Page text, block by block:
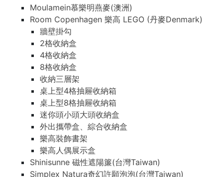
Moulamein慕樂明燕麥(澳洲)
Room Copenhagen 樂高 LEGO (丹麥Denmark)
牆壁掛勾
2格收納盒
4格收納盒
8格收納盒
收納三層架
桌上型4格抽屜收納箱
桌上型8格抽屜收納箱
迷你頭小頭大頭收納盒
外出攜帶盒、綜合收納盒
樂高裝飾書架
樂高人偶展示盒
Shinisunne 磁性遮陽簾(台灣Taiwan)
Simplex Natura奇幻許願泡泡(台灣Taiwan)